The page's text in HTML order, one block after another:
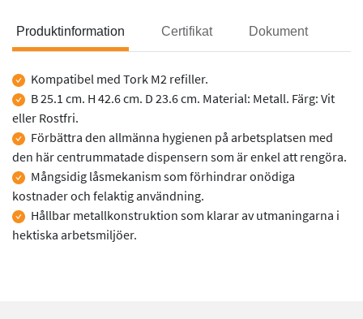
Produktinformation Certifikat Dokument
Produktinformation
Kompatibel med Tork M2 refiller.
B 25.1 cm. H 42.6 cm. D 23.6 cm. Material: Metall. Färg: Vit
eller Rostfri.
Förbättra den allmänna hygienen på arbetsplatsen med
den här centrummatade dispensern som är enkel att rengöra.
Mångsidig låsmekanism som förhindrar onödiga
kostnader och felaktig användning.
Hållbar metallkonstruktion som klarar av utmaningarna i
hektiska arbetsmiljöer.